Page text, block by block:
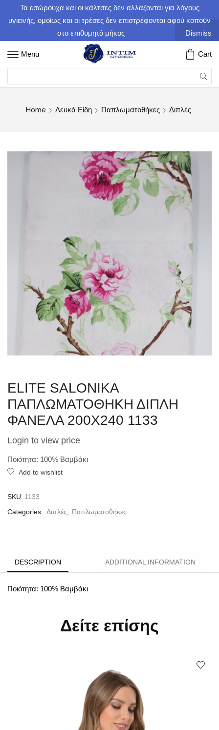
Τα εσώρουχα και οι κάλτσες δεν αλλάζονται για λόγους
υγιεινής, ομοίως και οι τρέσες δεν επιστρέφονται αφού κοπούν
στο επιθυμητό μήκος
Dismiss
Menu Cart
Home Λευκά Είδη Παπλωματοθήκες Διπλές
ΕLITE SALONIKA
ΠΑΠΛΩΜΑΤΟΘΗΚΗ ΔΙΠΛΗ
ΦΑΝΕΛΑ 200Χ240 1133
Login to view price
Ποιότητα: 100% Βαμβάκι
Add to wishlist
SKU: 1133
Categories: Διπλές Παπλωματοθήκες
DESCRIPTION ADDITIONAL INFORMATION
Ποιότητα: 100% Βαμβάκι
Δείτε επίσης